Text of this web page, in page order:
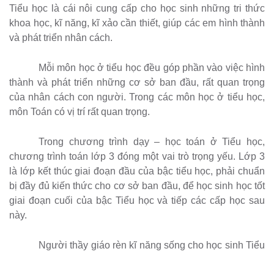
Tiểu học là cái nôi cung cấp cho học sinh những tri thức
khoa học, kĩ năng, kĩ xảo cần thiết, giúp các em hình thành
và phát triển nhân cách.
Mỗi môn học ở tiểu học đều góp phần vào việc hình
thành và phát triển những cơ sở ban đầu, rất quan trọng
của nhân cách con người. Trong các môn học ở tiểu học,
môn Toán có vị trí rất quan trọng.
Trong chương trình dạy – học toán ở Tiểu học,
chương trình toán lớp 3 đóng một vai trò trọng yếu. Lớp 3
là lớp kết thúc giai đoạn đầu của bậc tiểu học, phải chuẩn
bị đầy đủ kiến thức cho cơ sở ban đầu, để học sinh học tốt
giai đoạn cuối của bậc Tiểu học và tiếp các cấp học sau
này.
Người thầy giáo rèn kĩ năng sống cho học sinh Tiểu